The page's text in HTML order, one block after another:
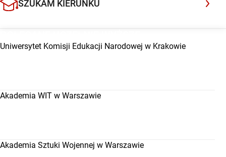
SZUKAM KIERUNKU
Uniwersytet Komisji Edukacji Narodowej w Krakowie
Akademia WIT w Warszawie
Akademia Sztuki Wojennej w Warszawie